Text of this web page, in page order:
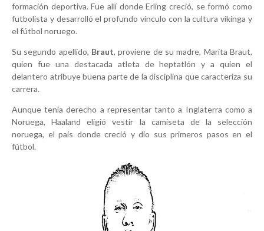
formación deportiva. Fue allí donde Erling creció, se formó como
futbolista y desarrolló el profundo vínculo con la cultura vikinga y
el fútbol noruego.
Su segundo apellido, Braut, proviene de su madre, Marita Braut,
quien fue una destacada atleta de heptatlón y a quien el
delantero atribuye buena parte de la disciplina que caracteriza su
carrera.
Aunque tenía derecho a representar tanto a Inglaterra como a
Noruega, Haaland eligió vestir la camiseta de la selección
noruega, el país donde creció y dio sus primeros pasos en el
fútbol.